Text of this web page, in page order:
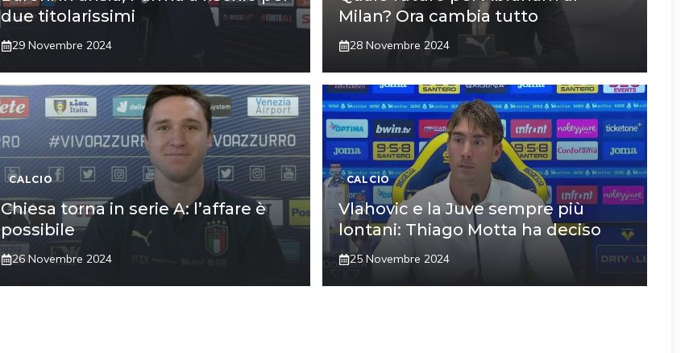
due titolarissimi
29 Novembre 2024
Milan? Ora cambia tutto
28 Novembre 2024
CALCIO
Chiesa torna in serie A: l’affare è
possibile
26 Novembre 2024
CALCIO
Vlahovic e la Juve sempre più
lontani: Thiago Motta ha deciso
25 Novembre 2024